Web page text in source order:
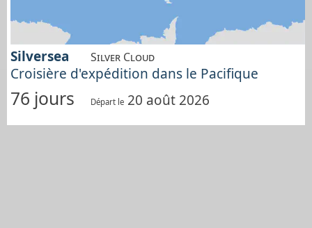
Silversea Silver Cloud
Croisière d'expédition dans le Pacifique
76 jours Départ le 20 août 2026